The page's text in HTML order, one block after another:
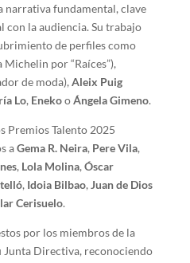
narrativa fundamental, clave
con la audiencia. Su trabajo
de perfiles como
por “Raíces”),
de moda), Aleix Puig
Lo, EnekooÁngela Gimeno.
Premios Talento 2025
aGema R. Neira, Pere Vila,
, Lola Molina, Óscar
, Idoia Bilbao, Juan de Dios
Cerisuelo.
por los miembros de la
Junta Directiva, reconociendo